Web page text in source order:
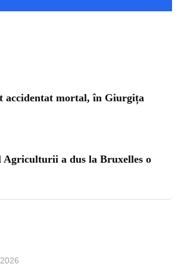
accidentat mortal, în Giurgița
a dus la Bruxelles o